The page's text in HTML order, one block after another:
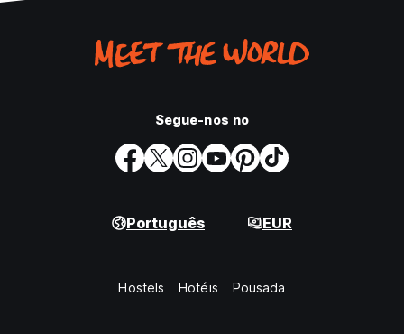
Segue-nos no
Português EUR
Hostels Hotéis Pousada